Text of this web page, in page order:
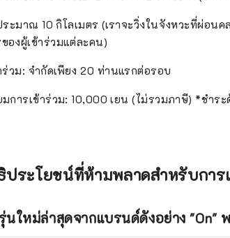
ระมาณ 10 กิโลเมตร (เราจะวิ่งในจังหวะที่ผ่อ
องผู้เข้าร่วมแต่ละคน)
ร่วม: จำกัดเพียง 20 ท่านแรกต่อรอบ
มการเข้าร่วม: 10,000 เยน (ไม่รวมภาษี) *ชำร
ประโยชน์ที่ห้ามพลาดสำหรับการ
นใหม่ล่าสุดจากแบรนด์ดังอย่าง "On"